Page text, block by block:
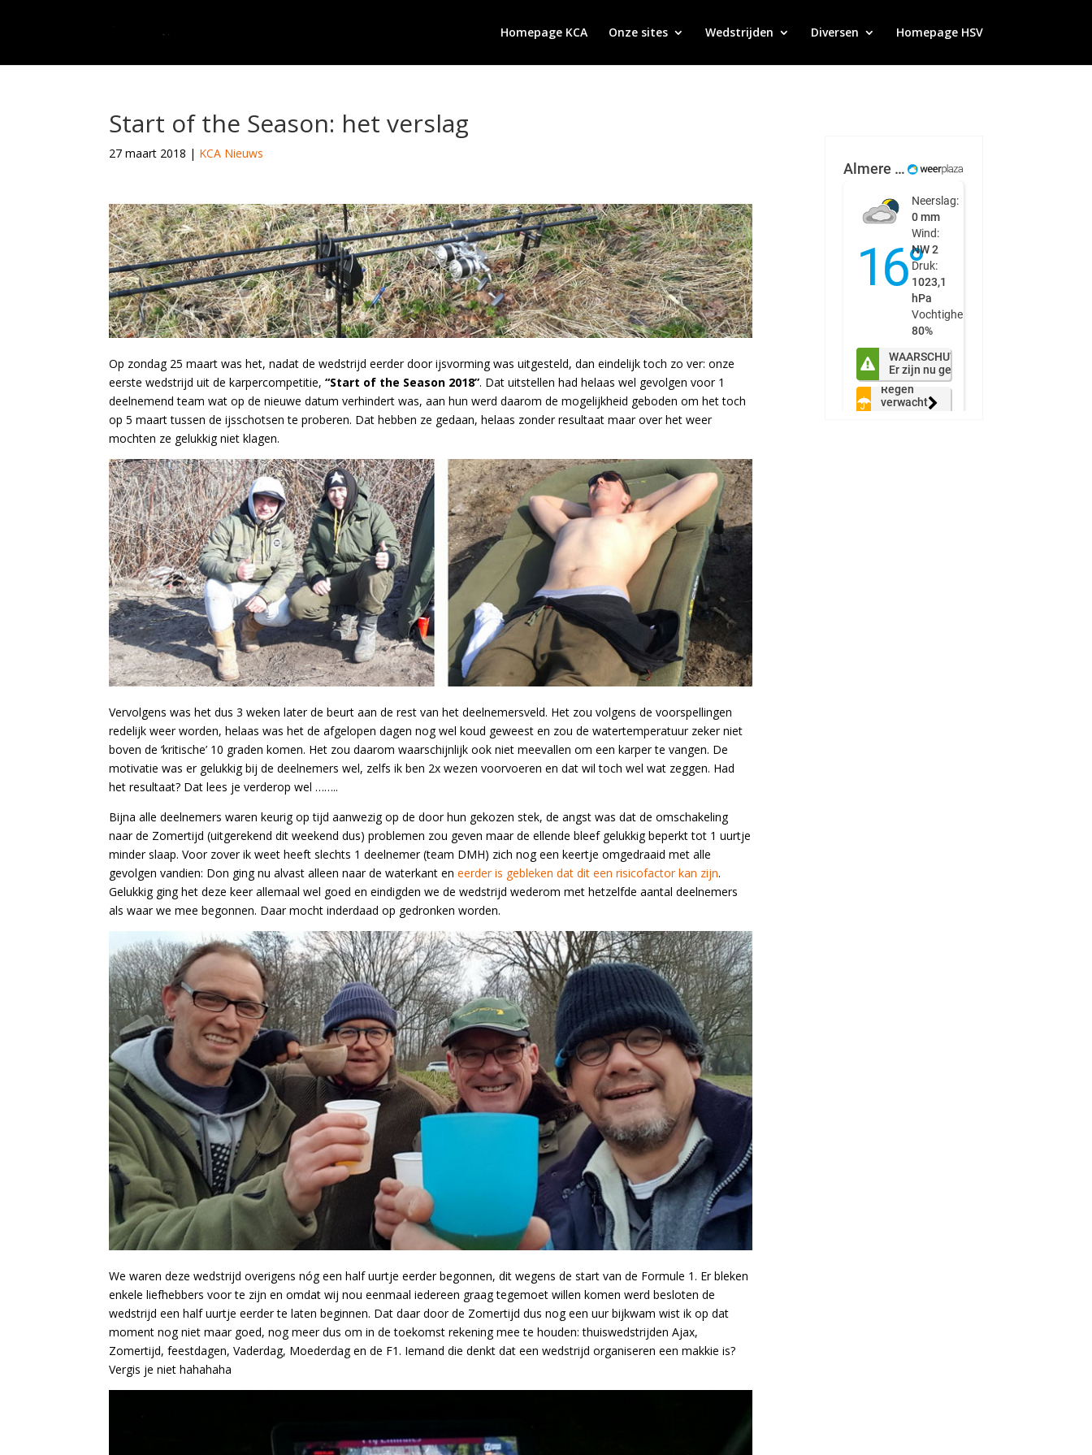
Homepage KCA Onze sites Wedstrijden Diversen Homepage HSV
Start of the Season: het verslag
27 maart 2018 | KCA Nieuws
Op zondag 25 maart was het, nadat de wedstrijd eerder door ijsvorming was uitgesteld, dan eindelijk toch zo ver: onze
eerste wedstrijd uit de karpercompetitie,“Start of the Season 2018”. Dat uitstellen had helaas wel gevolgen voor 1
deelnemend team wat op de nieuwe datum verhindert was, aan hun werd daarom de mogelijkheid geboden om het toch
op 5 maart tussen de ijsschotsen te proberen. Dat hebben ze gedaan, helaas zonder resultaat maar over het weer
mochten ze gelukkig niet klagen.
Vervolgens was het dus 3 weken later de beurt aan de rest van het deelnemersveld. Het zou volgens de voorspellingen
redelijk weer worden, helaas was het de afgelopen dagen nog wel koud geweest en zou de watertemperatuur zeker niet
boven de ‘kritische’ 10 graden komen. Het zou daarom waarschijnlijk ook niet meevallen om een karper te vangen. De
motivatie was er gelukkig bij de deelnemers wel, zelfs ik ben 2x wezen voorvoeren en dat wil toch wel wat zeggen. Had
het resultaat? Dat lees je verderop wel ……..
Bijna alle deelnemers waren keurig op tijd aanwezig op de door hun gekozen stek, de angst was dat de omschakeling
naar de Zomertijd (uitgerekend dit weekend dus) problemen zou geven maar de ellende bleef gelukkig beperkt tot 1 uurtje
minder slaap. Voor zover ik weet heeft slechts 1 deelnemer (team DMH) zich nog een keertje omgedraaid met alle
gevolgen vandien: Don ging nu alvast alleen naar de waterkant eneerder is gebleken dat dit een risicofactor kan zijn.
Gelukkig ging het deze keer allemaal wel goed en eindigden we de wedstrijd wederom met hetzelfde aantal deelnemers
als waar we mee begonnen. Daar mocht inderdaad op gedronken worden.
We waren deze wedstrijd overigens nóg een half uurtje eerder begonnen, dit wegens de start van de Formule 1. Er bleken
enkele liefhebbers voor te zijn en omdat wij nou eenmaal iedereen graag tegemoet willen komen werd besloten de
wedstrijd een half uurtje eerder te laten beginnen. Dat daar door de Zomertijd dus nog een uur bijkwam wist ik op dat
moment nog niet maar goed, nog meer dus om in de toekomst rekening mee te houden: thuiswedstrijden Ajax,
Zomertijd, feestdagen, Vaderdag, Moederdag en de F1. Iemand die denkt dat een wedstrijd organiseren een makkie is?
Vergis je niet hahahaha